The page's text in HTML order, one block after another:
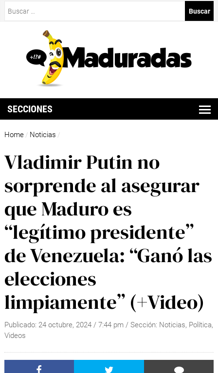
SECCIONES
Home / Noticias /
Vladimir Putin no
sorprende al asegurar
que Maduro es
“legítimo presidente”
de Venezuela: “Ganó las
elecciones
limpiamente” (+Video)
Publicado: 24 octubre, 2024/ 7:44 pm / Sección: Noticias, Política,
Videos